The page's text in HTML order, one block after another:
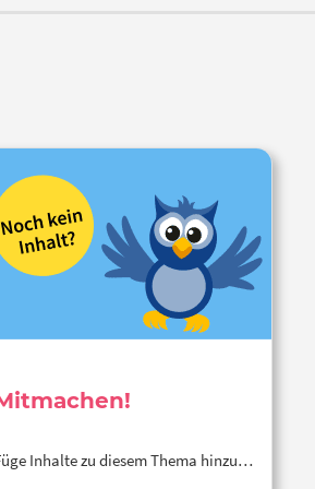
Inhalte zu diesem Thema hinzu…